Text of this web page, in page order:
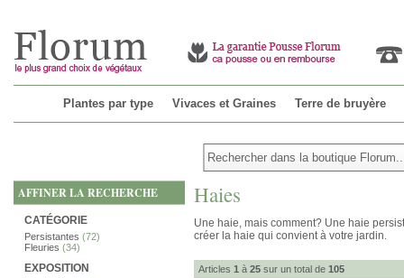
Plantes par type Vivaces et Graines Terre de bruyère
AFFINER LA RECHERCHE
CATÉGORIE
Persistantes (72)
Fleuries (34)
EXPOSITION
Haies
Une haie, mais comment? Une haie
créer la haie qui convient à votre jardin.
Articles 1 à 25 sur un total de 105